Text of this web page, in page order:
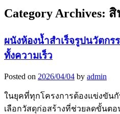
Category Archives: สิ
ผนังห้องน้ำสำเร็จรูปนวัตก
ทั้งความเร็ว
Posted on 2026/04/04 by admin
ในยุคที่ทุกโครงการต้องแข่งขัน
เลือกวัสดุก่อสร้างที่ช่วยลดขั้นต